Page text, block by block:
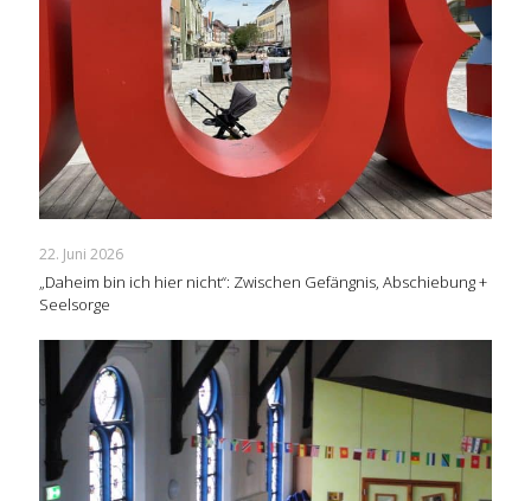
22. Juni 2026
„Daheim bin ich hier nicht“: Zwischen Gefängnis, Abschiebung +
Seelsorge